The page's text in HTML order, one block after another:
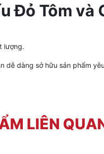
Đỏ Tôm và
lượng.
dễ dàng sở hữu sản phẩm
LIÊN